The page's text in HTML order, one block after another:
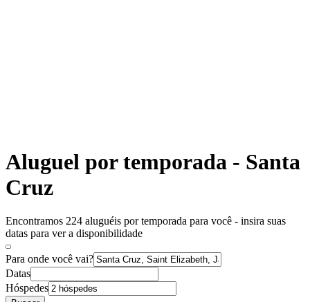
Aluguel por temporada - Santa
Cruz
Encontramos 224 aluguéis por temporada para você - insira suas
datas para ver a disponibilidade
Para onde você vai?
Datas
Hóspedes